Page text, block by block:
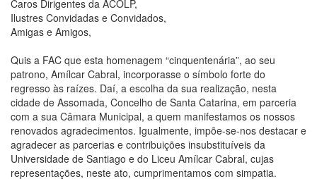
Caros Dirigentes da ACOLP,
Ilustres Convidadas e Convidados,
Amigas e Amigos,
Quis a FAC que esta homenagem “cinquentenária”, ao seu
patrono, Amílcar Cabral, incorporasse o símbolo forte do
regresso às raízes. Daí, a escolha da sua realização, nesta
cidade de Assomada, Concelho de Santa Catarina, em parceria
com a sua Câmara Municipal, a quem manifestamos os nossos
renovados agradecimentos. Igualmente, impõe-se-nos destacar e
agradecer as parcerias e contribuições insubstituíveis da
Universidade de Santiago e do Liceu Amílcar Cabral, cujas
representações, neste ato, cumprimentamos com simpatia.